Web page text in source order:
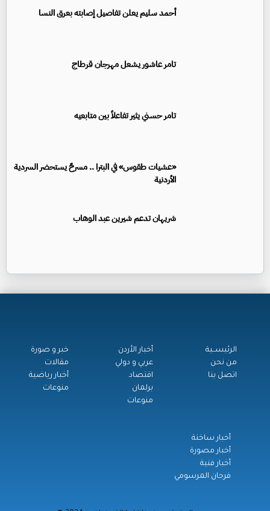
أحمد سليم يعلن تفاصيل إصابته بعرق النسا
تامر عاشور يشعل مهرجان قرطاج
تامر حسني يثير تفاعلاً بين متابعيه
«عشيات طقوس» في البترا .. مسرحٌ يستحضر السردية
الأردنية
شريهان تدعم شيرين عبد الوهاب
الرئيســية
من نحن
اتصل بنا
أخبار الأردن
عربي و دولي
اقتصاد
برلمان
منوعات
خبر و صورة
مقالات
أخبار رياضية
منوعات
أخبار ساخنة
أخبار مصورة
أخبار فنية
فرحان المرسومي